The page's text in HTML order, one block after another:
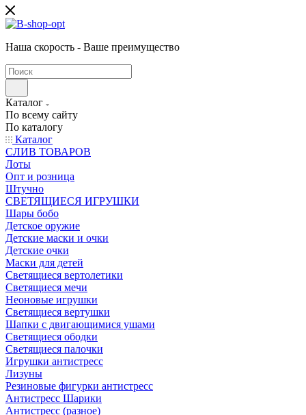
Наша скорость - Ваше преимущество
Каталог
По всему сайту
По каталогу
Каталог
CЛИВ ТОВАРОВ
Лоты
Опт и розница
Штучно
СВЕТЯЩИЕСЯ ИГРУШКИ
Шары бобо
Детское оружие
Детские маски и очки
Детские очки
Маски для детей
Светящиеся вертолетики
Светящиеся мечи
Неоновые игрушки
Светящиеся вертушки
Шапки с двигающимися ушами
Светящиеся ободки
Светящиеся палочки
Игрушки антистресс
Лизуны
Резиновые фигурки антистресс
Антистресс Шарики
Антистресс (разное)